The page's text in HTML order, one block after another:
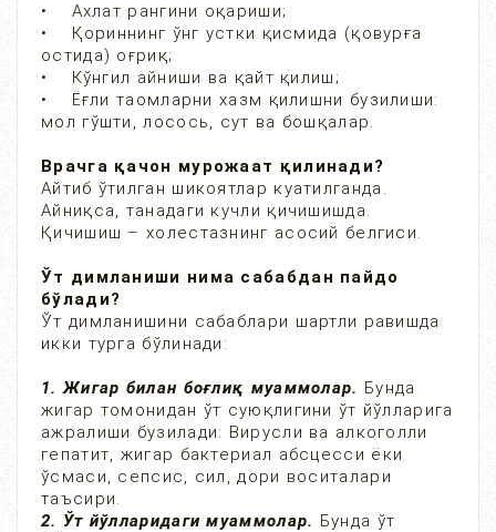
• Ахлат рангини оқариши;
• Қориннинг ўнг устки қисмида (қовурға
остида) оғриқ;
• Кўнгил айниши ва қайт қилиш;
• Ёғли таомларни хазм қилишни бузилиши:
мол гўшти, лосось, сут ва бошқалар.
Врачга қачон мурожаат қилинади?
Айтиб ўтилган шикоятлар куатилганда.
Айниқса, танадаги кучли қичишишда.
Қичишиш – холестазнинг асосий белгиси.
Ўт димланиши нима сабабдан пайдо
бўлади?
Ўт димланишини сабаблари шартли равишда
икки турга бўлинади:
1. Жигар билан боғлиқ муаммолар. Бунда
жигар томонидан ўт суюқлигини ўт йўлларига
ажралиши бузилади: Вирусли ва алкоголли
гепатит, жигар бактериал абсцесси ёки
ўсмаси, сепсис, сил, дори воситалари
таъсири.
2. Ўт йўлларидаги муаммолар. Бунда ўт